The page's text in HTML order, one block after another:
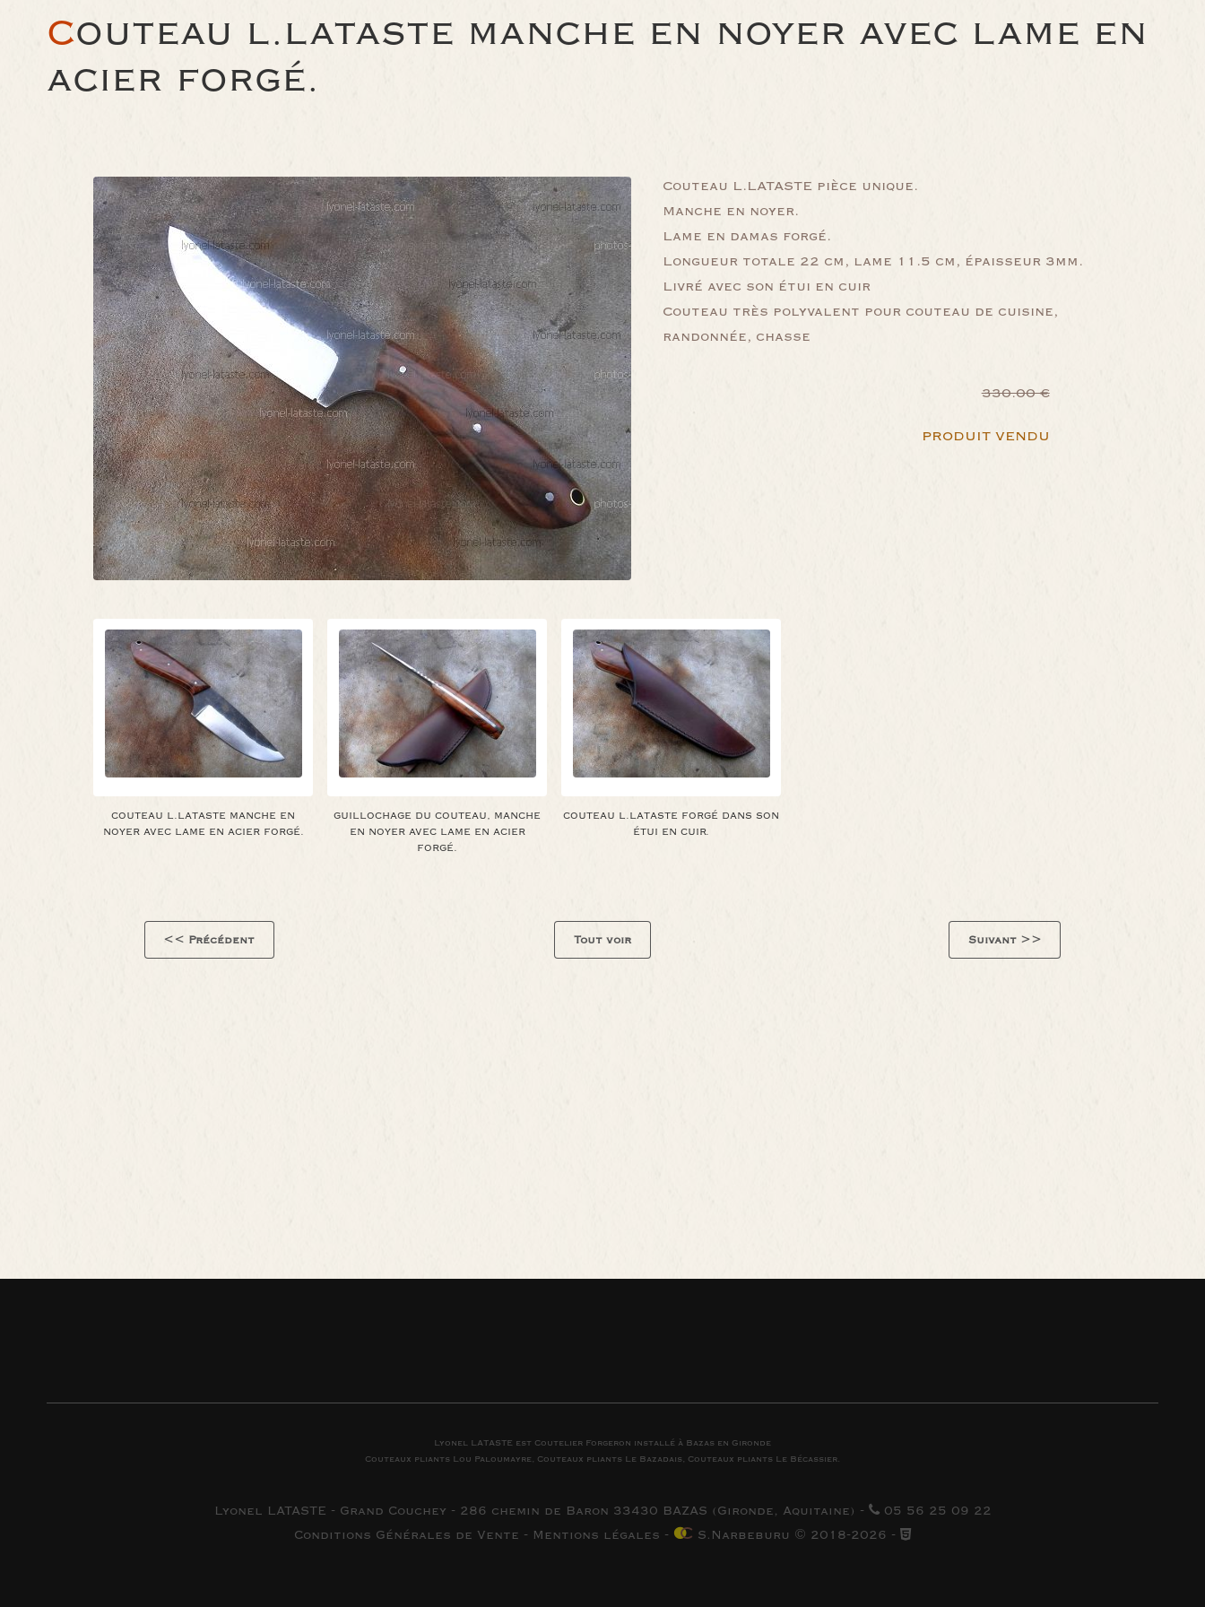
COUTEAU L.LATASTE MANCHE EN NOYER AVEC LAME EN
ACIER FORGÉ.
Couteau L.LATASTE pièce unique.
Manche en noyer.
Lame en damas forgé.
Longueur totale 22 cm, lame 11.5 cm, épaisseur 3mm.
Livré avec son étui en cuir
Couteau très polyvalent pour couteau de cuisine,
randonnée, chasse
330.00 €
PRODUIT VENDU
COUTEAU L.LATASTE MANCHE EN
NOYER AVEC LAME EN ACIER FORGÉ.
GUILLOCHAGE DU COUTEAU, MANCHE
EN NOYER AVEC LAME EN ACIER
FORGÉ.
COUTEAU L.LATASTE FORGÉ DANS SON
ÉTUI EN CUIR.
<< Précédent Tout voir Suivant >>
Lyonel LATASTE est Coutelier Forgeron installé à Bazas en Gironde
Couteaux pliants Lou Paloumayre, Couteaux pliants Le Bazadais, Couteaux pliants Le Bécassier.
Lyonel LATASTE - Grand Couchey - 286 chemin de Baron 33430 BAZAS (Gironde, Aquitaine) -
05 56 25 09 22
Conditions Générales de Vente - Mentions légales - S.Narbeburu © 2018-2026 -